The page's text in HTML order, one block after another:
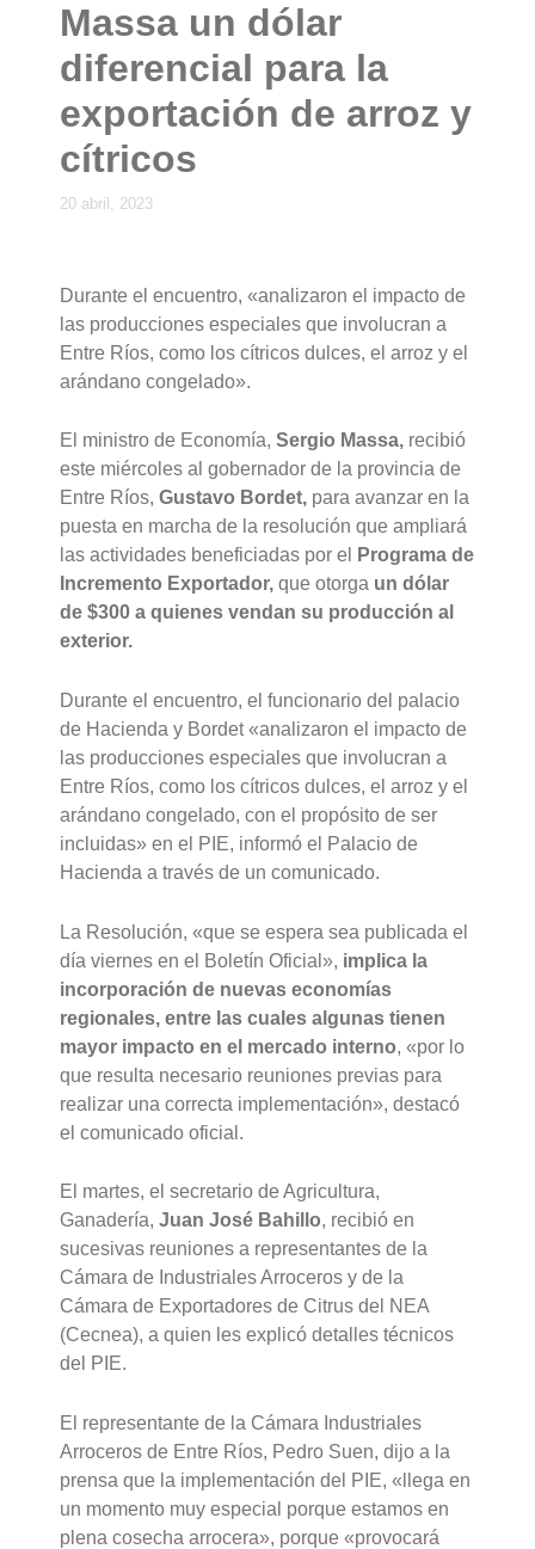
Massa un dólar
diferencial para la
exportación de arroz y
cítricos
20 abril, 2023
Durante el encuentro, «analizaron el impacto de
las producciones especiales que involucran a
Entre Ríos, como los cítricos dulces, el arroz y el
arándano congelado».
El ministro de Economía,Sergio Massa, recibió
este miércoles al gobernador de la provincia de
Entre Ríos, Gustavo Bordet, para avanzar en la
puesta en marcha de la resolución que ampliará
las actividades beneficiadas por el
Programa de
Incremento Exportador, que otorga un dólar
de $300 a quienes vendan su producción al
exterior.
Durante el encuentro, el funcionario del palacio
de Hacienda y Bordet «analizaron el impacto de
las producciones especiales que involucran a
Entre Ríos, como los cítricos dulces, el arroz y el
arándano congelado, con el propósito de ser
incluidas» en el PIE, informó el Palacio de
Hacienda a través de un comunicado.
La Resolución, «que se espera sea publicada el
día viernes en el Boletín Oficial», implica la
incorporación de nuevas economías
regionales, entre las cuales algunas tienen
mayor impacto en el mercado interno, «por lo
que resulta necesario reuniones previas para
realizar una correcta implementación», destacó
el comunicado oficial.
El martes, el secretario de Agricultura,
Ganadería,Juan José Bahillo, recibió en
sucesivas reuniones a representantes de la
Cámara de Industriales Arroceros y de la
Cámara de Exportadores de Citrus del NEA
(Cecnea), a quien les explicó detalles técnicos
del PIE.
El representante de la Cámara Industriales
Arroceros de Entre Ríos, Pedro Suen, dijo a la
prensa que la implementación del PIE, «llega en
un momento muy especial porque estamos en
plena cosecha arrocera», porque «provocará